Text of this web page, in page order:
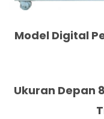
Model Digital
Ukuran Depan